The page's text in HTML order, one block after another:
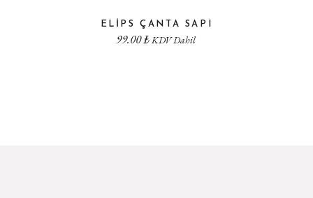
ELIPS ÇANTA SAPI
99.00₺KDV Dahil